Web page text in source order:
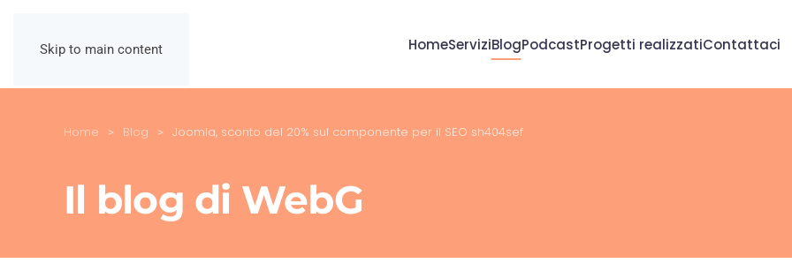
Skip to main content HomeServiziBlogPodcastProgetti realizzatiContattaci
Home Blog Joomla, sconto del 20% sul componente per il SEO sh404sef
Il blog di WebG